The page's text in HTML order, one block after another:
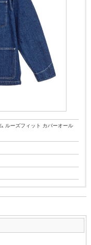
ルーズフィット カバーオール